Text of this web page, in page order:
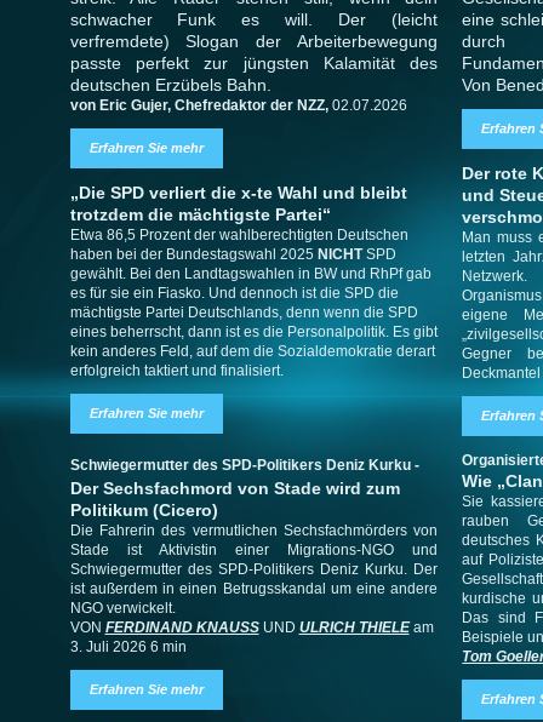
schwacher Funk es will. Der (leicht
verfremdete) Slogan der Arbeiterbewegung
passte perfekt zur jüngsten Kalamität des
deutschen Erzübels Bahn.
von Eric Gujer, Chefredaktor der NZZ,02.07.2026
Erfahren Sie mehr
„Die SPD verliert die x-te Wahl und bleibt
trotzdem die mächtigste Partei“
Etwa 86,5 Prozent der wahlberechtigten Deutschen
haben bei der Bundestagswahl 2025 NICHTSPD
gewählt. Bei den Landtagswahlen in BW und RhPf gab
es für sie ein Fiasko. Und dennoch ist die SPD die
mächtigste Partei Deutschlands, denn wenn die SPD
eines beherrscht, dann ist es die Personalpolitik. Es gibt
kein anderes Feld, auf dem die Sozialdemokratie derart
erfolgreich taktiert und finalisiert.
Erfahren Sie mehr
Schwiegermutter des SPD-Politikers Deniz Kurku -
Der Sechsfachmord von Stade wird zum
Politikum (Cicero)
Die Fahrerin des vermutlichen Sechsfachmörders von
Stade ist Aktivistin einer Migrations-NGO und
Schwiegermutter des SPD-Politikers Deniz Kurku. Der
ist außerdem in einen Betrugsskandal um eine andere
NGO verwickelt.
VON FERDINAND KNAUSSUND ULRICH THIELEam
3. Juli 2026 6 min
Erfahren Sie mehr
eine
durch
Von
Erfahren
Der rote
und
Man muss
letzten
eigene
Gegner
Erfahren
Wie
Sie
rauben
deutsches
auf
kurdische
Das sind
Beispiele
Tom
Erfahren